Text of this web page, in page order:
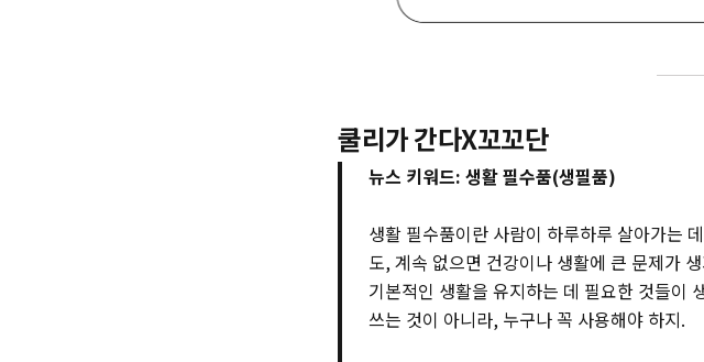
쿨리가 간다X꼬꼬단
뉴스 키워드: 생활 필수품(생필품)
생활 필수품이란 사람이 하루하루 살아가는
도, 계속 없으면 건강이나 생활에 큰 문제가
기본적인 생활을 유지하는 데 필요한 것들이
쓰는 것이 아니라, 누구나 꼭 사용해야 하지.